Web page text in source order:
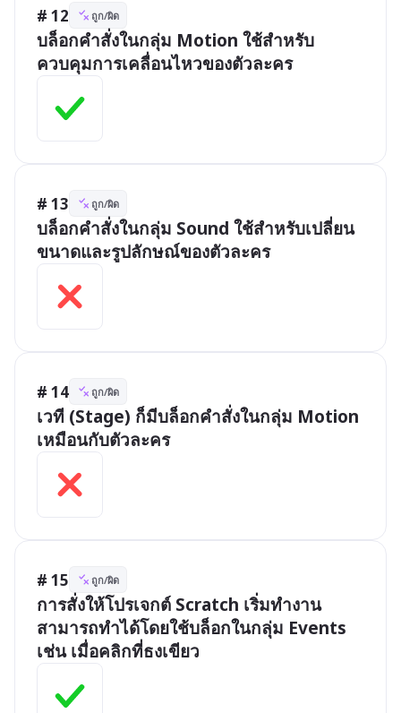
# 12 ถูก/ผิด
บล็อกคำสั่งในกลุ่ม Motion ใช้สำหรับ
ควบคุมการเคลื่อนไหวของตัวละคร
# 13 ถูก/ผิด
บล็อกคำสั่งในกลุ่ม Sound ใช้สำหรับเปลี่ยน
ขนาดและรูปลักษณ์ของตัวละคร
# 14 ถูก/ผิด
เวที (Stage) ก็มีบล็อกคำสั่งในกลุ่ม Motion
เหมือนกับตัวละคร
# 15 ถูก/ผิด
การสั่งให้โปรเจกต์ Scratch เริ่มทำงาน
สามารถทำได้โดยใช้บล็อกในกลุ่ม Events
เช่น เมื่อคลิกที่ธงเขียว